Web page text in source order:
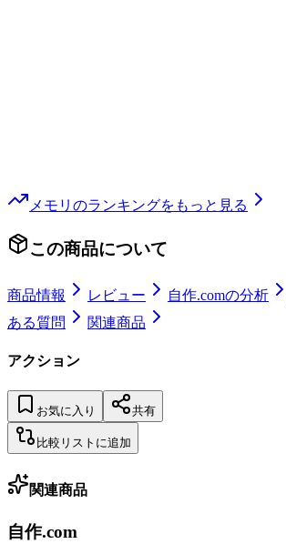
メモリ のランキングをもっと見る
この商品について
商品情報 レビュー 自作.comの分析
ある質問
関連商品
アクション
お気に入り 共有
比較リストに追加
関連商品
自作.com